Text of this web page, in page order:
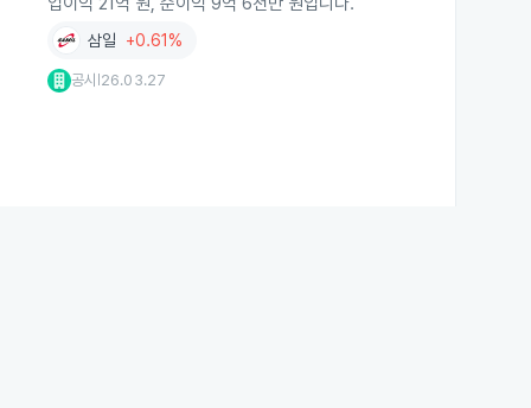
삼일 +0.61%
공시 26.03.27